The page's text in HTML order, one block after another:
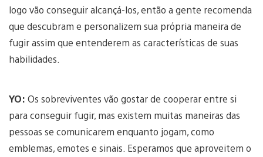
logo vão conseguir alcançá-los, então a gente recomenda
que descubram e personalizem sua própria maneira de
fugir assim que entenderem as características de suas
habilidades.
YO: Os sobreviventes vão gostar de cooperar entre si
para conseguir fugir, mas existem muitas maneiras das
pessoas se comunicarem enquanto jogam, como
emblemas, emotes e sinais. Esperamos que aproveitem o